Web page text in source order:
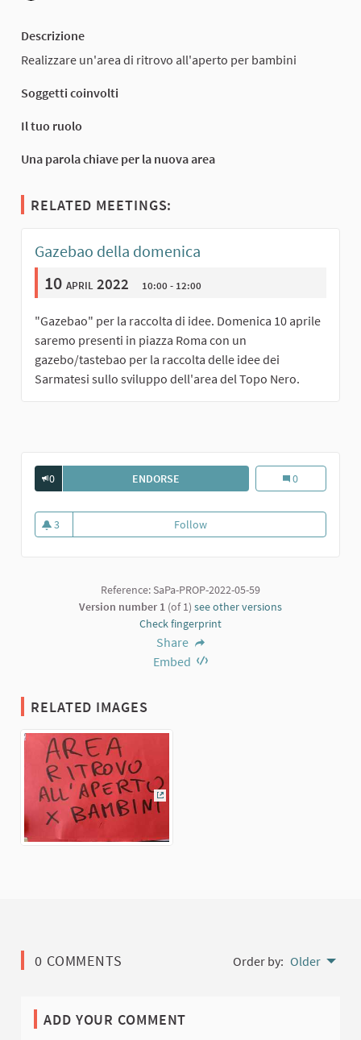
Descrizione
Realizzare un'area di ritrovo all'aperto per bambini
Soggetti coinvolti
Il tuo ruolo
Una parola chiave per la nuova area
RELATED MEETINGS:
Gazebao della domenica
10 april 2022 10:00 - 12:00
"Gazebao" per la raccolta di idee. Domenica 10 aprile
saremo presenti in piazza Roma con un
gazebo/tastebao per la raccolta delle idee dei
Sarmatesi sullo sviluppo dell'area del Topo Nero.
0 ENDORSE AREA ALL'APERTO PER BAMBINI
Area all'aperto
0
3
3 followers
FollowArea all'aperto per bambini
Reference: SaPa-PROP-2022-05-59
Version number 1 (of 1) see other versions
Check fingerprint
Share
Embed
RELATED IMAGES
(External link)
0 COMMENTS Order by: Older
ADD YOUR COMMENT